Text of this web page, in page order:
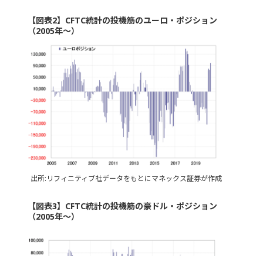
【図表2】CFTC統計の投機筋のユーロ・ポジション
（2005年～）
出所:リフィニティブ社データをもとにマネックス証券が作成
【図表3】CFTC統計の投機筋の豪ドル・ポジション
（2005年～）